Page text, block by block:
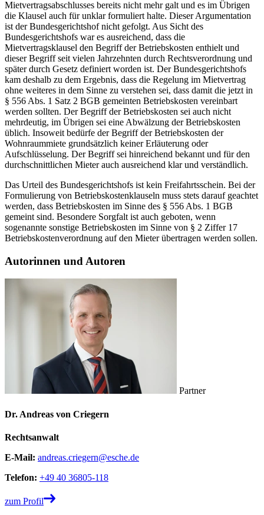
Mietvertragsabschlusses bereits nicht mehr galt und es im Übrigen
die Klausel auch für unklar formuliert halte. Dieser Argumentation
ist der Bundesgerichtshof nicht gefolgt. Aus Sicht des
Bundesgerichtshofs war es ausreichend, dass die
Mietvertragsklausel den Begriff der Betriebskosten enthielt und
dieser Begriff seit vielen Jahrzehnten durch Rechtsverordnung und
später durch Gesetz definiert worden ist. Der Bundesgerichtshofs
kam deshalb zu dem Ergebnis, dass die Regelung im Mietvertrag
ohne weiteres in dem Sinne zu verstehen sei, dass damit die jetzt in
§ 556 Abs. 1 Satz 2 BGB gemeinten Betriebskosten vereinbart
werden sollten. Der Begriff der Betriebskosten sei auch nicht
mehrdeutig, im Übrigen sei eine Abwälzung der Betriebskosten
üblich. Insoweit bedürfe der Begriff der Betriebskosten der
Wohnraummiete grundsätzlich keiner Erläuterung oder
Aufschlüsselung. Der Begriff sei hinreichend bekannt und für den
durchschnittlichen Mieter auch ausreichend klar und verständlich.
Das Urteil des Bundesgerichtshofs ist kein Freifahrtsschein. Bei der
Formulierung von Betriebskostenklauseln muss stets darauf geachtet
werden, dass Betriebskosten im Sinne des § 556 Abs. 1 BGB
gemeint sind. Besondere Sorgfalt ist auch geboten, wenn
sogenannte sonstige Betriebskosten im Sinne von § 2 Ziffer 17
Betriebskostenverordnung auf den Mieter übertragen werden sollen.
Autorinnen und Autoren
Partner
Dr. Andreas von Criegern
Rechtsanwalt
E-Mail: andreas.criegern@esche.de
Telefon: +49 40 36805-118
zum Profil